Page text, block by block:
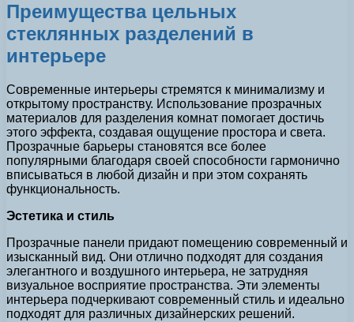
Преимущества цельных
стеклянных разделений в
интерьере
Современные интерьеры стремятся к минимализму и
открытому пространству. Использование прозрачных
материалов для разделения комнат помогает достичь
этого эффекта, создавая ощущение простора и света.
Прозрачные барьеры становятся все более
популярными благодаря своей способности гармонично
вписываться в любой дизайн и при этом сохранять
функциональность.
Эстетика и стиль
Прозрачные панели придают помещению современный и
изысканный вид. Они отлично подходят для создания
элегантного и воздушного интерьера, не затрудняя
визуальное восприятие пространства. Эти элементы
интерьера подчеркивают современный стиль и идеально
подходят для различных дизайнерских решений.